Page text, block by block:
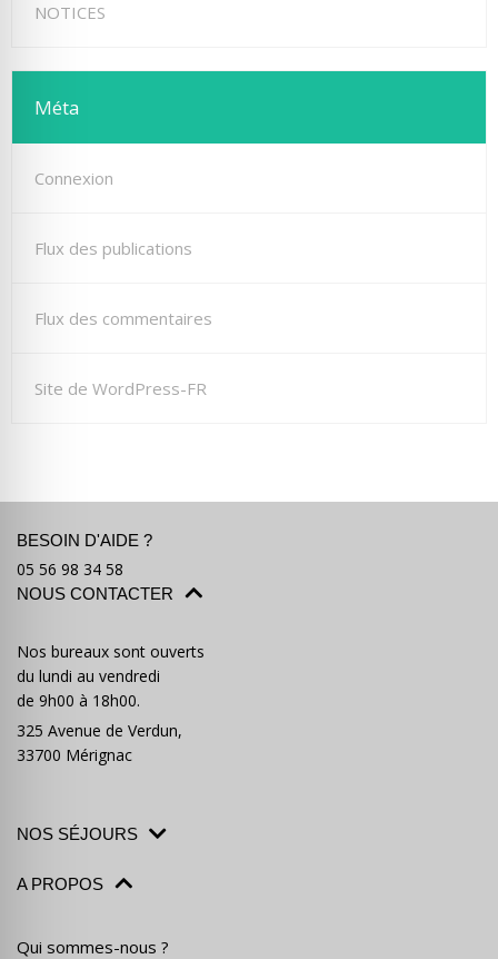
NOTICES
Méta
Connexion
Flux des publications
Flux des commentaires
Site de WordPress-FR
BESOIN D'AIDE ?
05 56 98 34 58
NOUS CONTACTER
Nos bureaux sont ouverts
du lundi au vendredi
de 9h00 à 18h00.
325 Avenue de Verdun,
33700 Mérignac
NOS SÉJOURS
A PROPOS
Qui sommes-nous ?